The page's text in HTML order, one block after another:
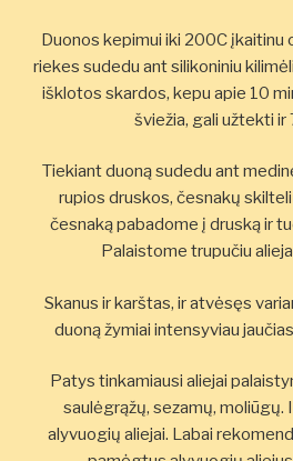
Duonos kepimui iki 200C įkaitinu
riekes sudedu ant silikoniniu
išklotos skardos, kepu apie 10
šviežia, gali užtekti ir
Tiekiant duoną sudedu ant
rupios druskos, česnakų
česnaką pabadome į druską ir
Palaistome trupučiu
Skanus ir karštas, ir atvėsęs
duoną žymiai intensyviau
Patys tinkamiausi aliejai
saulėgrąžų, sezamų, moliūgų.
alyvuogių aliejai. Labai